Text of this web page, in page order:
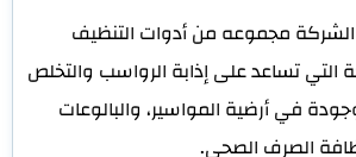
مجموعه من أدوات التنظيف
التي تساعد على إذابة الرواسب والتخلص
في أرضية المواسير، والبالوعات
الصرف الصحي.